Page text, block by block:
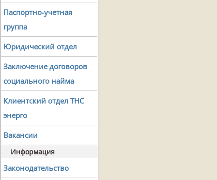
Паспортно-учетная
группа
Юридический отдел
Заключение договоров
социального найма
Клиентский отдел ТНС
энерго
Вакансии
Информация
Законодательство